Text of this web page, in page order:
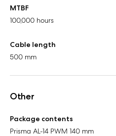
MTBF
100,000 hours
Cable length
500 mm
Other
Package contents
Prisma AL-14 PWM 140 mm